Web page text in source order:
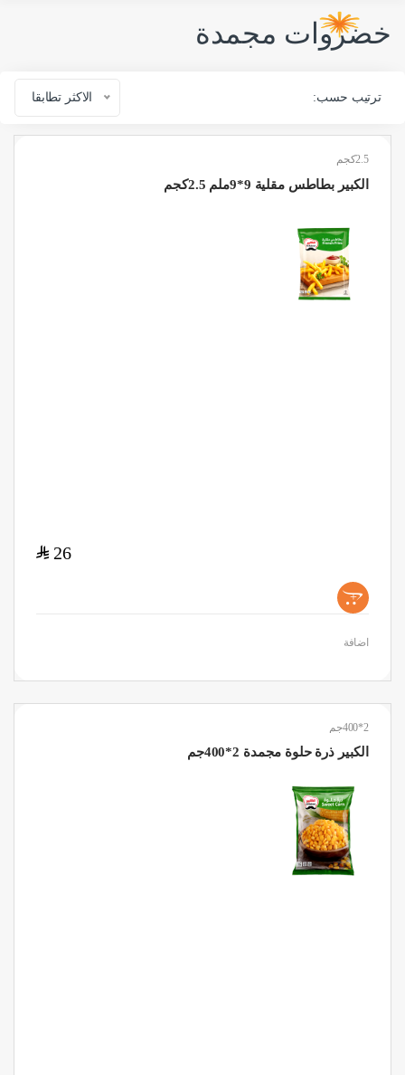
خضروات مجمدة
ترتيب حسب: الاكثر تطابقا
2.5كجم
الكبير بطاطس مقلية 9*9ملم 2.5كجم
26
$
+
اضافة
2*400جم
الكبير ذرة حلوة مجمدة 2*400جم